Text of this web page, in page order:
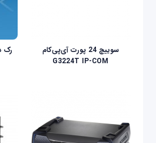
سوییچ 24 پورت آی‌پی‌کام
G3224T IP-COM